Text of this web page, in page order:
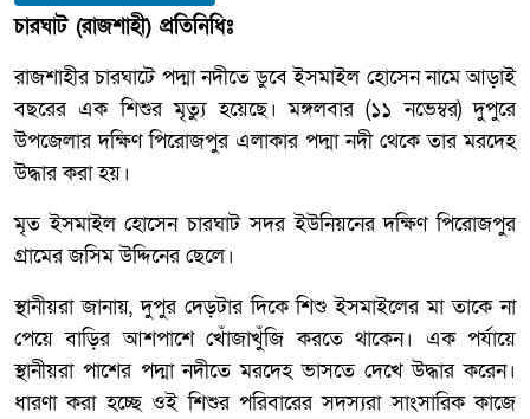
চারঘাট (রাজশাহী) প্রতিনিধিঃ
রাজশাহীর চারঘাটে পদ্মা নদীতে ডুবে ইসমাইল হোসেন নামে আড়াই
বছরের এক শিশুর মৃত্যু হয়েছে। মঙ্গলবার (১১ নভেম্বর) দুপুরে
উপজেলার দক্ষিণ পিরোজপুর এলাকার পদ্মা নদী থেকে তার মরদেহ
উদ্ধার করা হয়।
মৃত ইসমাইল হোসেন চারঘাট সদর ইউনিয়নের দক্ষিণ পিরোজপুর
গ্রামের জসিম উদ্দিনের ছেলে।
স্থানীয়রা জানায়, দুপুর দেড়টার দিকে শিশু ইসমাইলের মা তাকে না
পেয়ে বাড়ির আশপাশে খোঁজাখুঁজি করতে থাকেন। এক পর্যায়ে
স্থানীয়রা পাশের পদ্মা নদীতে মরদেহ ভাসতে দেখে উদ্ধার করেন।
ধারণা করা হচ্ছে ওই শিশুর পরিবারের সদস্যরা সাংসারিক কাজে